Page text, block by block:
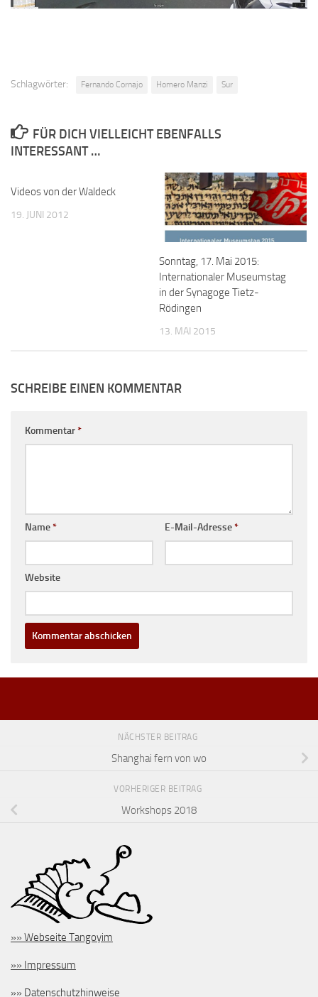
Schlagwörter: Fernando Cornajo Homero Manzi Sur
FÜR DICH VIELLEICHT EBENFALLS
INTERESSANT …
Videos von der Waldeck
19. JUNI 2012
Sonntag, 17. Mai 2015:
Internationaler Museumstag
in der Synagoge Tietz-
Rödingen
13. MAI 2015
SCHREIBE EINEN KOMMENTAR
Kommentar*
Name* E-Mail-Adresse*
Website
NÄCHSTER BEITRAG
Shanghai fern von wo
VORHERIGER BEITRAG
Workshops 2018
»» Webseite Tangoyim
»» Impressum
»» Datenschutzhinweise